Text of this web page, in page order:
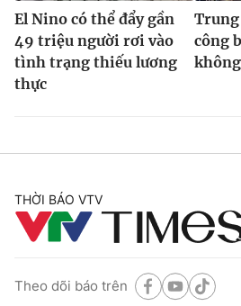
El Nino có thể đẩy gần
49 triệu người rơi vào
tình trạng thiếu lương
thực
Trung
công
THỜI BÁO VTV
Theo dõi báo trên